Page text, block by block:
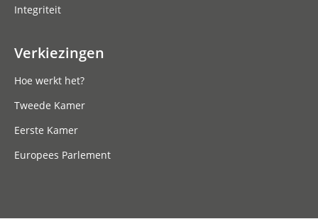
Integriteit
Verkiezingen
Hoe werkt het?
Tweede Kamer
Eerste Kamer
Europees Parlement